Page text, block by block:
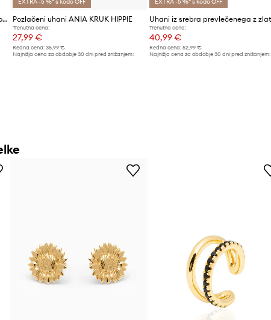
Uhani iz srebra prevlečenega z zlatom ANIA KRUK DUO
EXTRA -5 %* s kodo OFF
Pozlačeni uhani ANIA KRUK HIPPIE
Trenutna cena:
27,99 €
Redna cena:35,99 €
Najnižja cena za obdobje 30 dni pred znižanjem:
EXTRA -5 %* s kodo OFF
Trenutna cena:
40,99 €
Redna cena: 52,99 €
Najnižja cena za obdobje 30 dni pred znižanjem: